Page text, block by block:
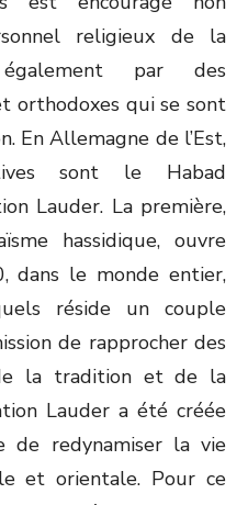
religieux de la
par des
orthodoxes qui se sont
En Allemagne de l’Est,
sont le Habad
Lauder. La première,
hassidique, ouvre
dans le monde entier,
réside un couple
de rapprocher des
la tradition et de la
Lauder a été créée
de redynamiser la vie
et orientale. Pour ce